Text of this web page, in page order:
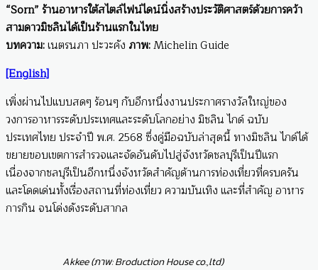
“Sorn” ร้านอาหารใต้สไตล์ไฟน์ไดน์นิ่งสร้างประวัติศาสตร์ด้วยการคว้า
สามดาวมิชลินได้เป็นร้านแรกในไทย
บทความ:เนตรนภา ปะวะคัง ภาพ:Michelin Guide
[English]
เพิ่งผ่านไปแบบสดๆ ร้อนๆ กับอีกหนึ่งงานประกาศรางวัลใหญ่ของ
วงการอาหารระดับประเทศและระดับโลกอย่าง มิชลิน ไกด์ ฉบับ
ประเทศไทย ประจำปี พ.ศ. 2568 ซึ่งคู่มือฉบับล่าสุดนี้ ทางมิชลิน ไกด์ได้
ขยายขอบเขตการสำรวจและจัดอันดับไปสู่จังหวัดชลบุรีเป็นปีแรก
เนื่องจากชลบุรีเป็นอีกหนึ่งจังหวัดสำคัญด้านการท่องเที่ยวที่ครบครัน
และโดดเด่นทั้งเรื่องสถานที่ท่องเที่ยว ความบันเทิง และที่สำคัญ อาหาร
การกิน จนโด่งดังระดับสากล
Akkee (ภาพ: Broduction House co.,ltd)